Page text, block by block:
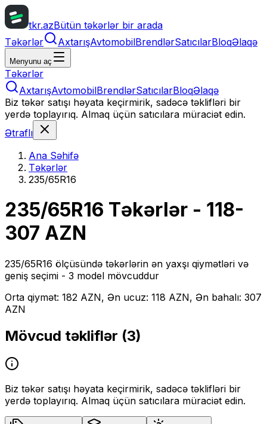
tkr.azBütün təkərlər bir arada
Təkərlər
AxtarışAvtomobilBrendlərSatıcılarBloqƏlaqə
Menyunu aç
Təkərlər
AxtarışAvtomobilBrendlərSatıcılarBloqƏlaqə
Biz təkər satışı həyata keçirmirik, sadəcə təklifləri bir
yerdə toplayırıq. Almaq üçün satıcılara müraciət edin.
Ətraflı
Ana Səhifə
Təkərlər
235/65R16
235/65R16 Təkərlər - 118-
307 AZN
235/65R16 ölçüsündə təkərlərin ən yaxşı qiymətləri və
geniş seçimi - 3 model mövcuddur
Orta qiymət: 182 AZN, Ən ucuz: 118 AZN, Ən bahalı: 307
AZN
Mövcud təkliflər (3)
Biz təkər satışı həyata keçirmirik, sadəcə təklifləri bir
yerdə toplayırıq. Almaq üçün satıcılara müraciət edin.